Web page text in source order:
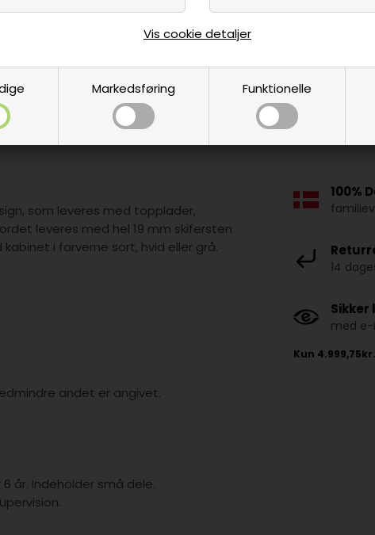
Markedsføring Funktionelle
Vis cookie detaljer
som leveres med topplader,
leveres med hel 19 mm skifersten
i farverne sort, hvid eller grå.
andet er angivet.
år. Indeholder små dele.
100%
14
Sikker
med